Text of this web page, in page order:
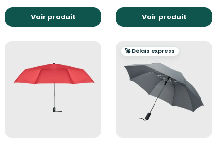
Voir produit Voir produit
🚀 Délais express